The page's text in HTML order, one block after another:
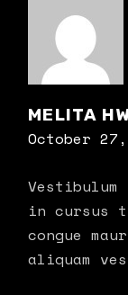
MELITA
October
in cursus
congue
aliquam